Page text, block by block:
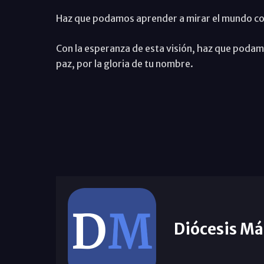
Haz que podamos aprender a mirar el mundo
Con la esperanza de esta visión, haz que
paz, por la gloria de tu nombre.
Diócesis